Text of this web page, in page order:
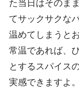
た当日はそのま
てサックサクな
温めてしまうと
常温であれば、
とするスパイス
実感できますよ。